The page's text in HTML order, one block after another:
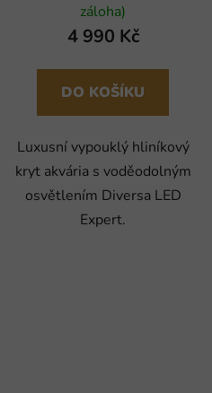
záloha)
4 990 Kč
DO KOŠÍKU
Luxusní vypouklý hliníkový
kryt akvária s voděodolným
osvětlením Diversa LED
Expert.